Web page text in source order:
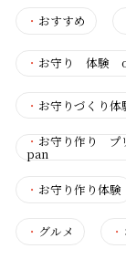
・ おすすめ
・ お守り 体験
・ お守りづくり
・ お守り作り プ
pan
・ お守り作り体験
・ グルメ ・